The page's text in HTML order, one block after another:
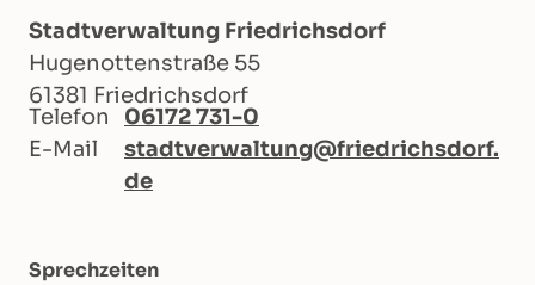
Stadtverwaltung Friedrichsdorf
Hugenottenstraße 55
61381 Friedrichsdorf
Telefon
06172 731-0
E-Mail
stadtverwaltung@friedrichsdorf.
de
Sprechzeiten